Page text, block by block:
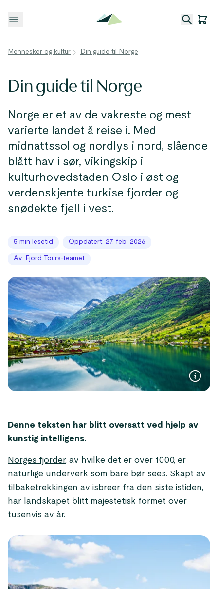
Åpne meny
Mennesker og kultur Din guide til Norge
Din guide til Norge
Norge er et av de vakreste og mest
varierte landet å reise i. Med
midnattssol og nordlys i nord, slående
blått hav i sør, vikingskip i
kulturhovedstaden Oslo i øst og
verdenskjente turkise fjorder og
snødekte fjell i vest.
5 min lesetid Oppdatert: 27. feb. 2026
Av: Fjord Tours-teamet
Denne teksten har blitt oversatt ved hjelp av
kunstig intelligens.
Norges fjorder, av hvilke det er over 1000, er
naturlige underverk som bare bør sees. Skapt av
tilbaketrekkingen av isbreer fra den siste istiden,
har landskapet blitt majestetisk formet over
tusenvis av år.